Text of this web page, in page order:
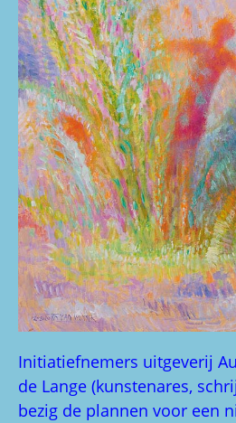
Initiatiefnemers uitgeverij
de Lange (kunstenares,
bezig de plannen voor een